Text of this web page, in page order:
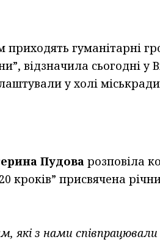
гуманітарні
відзначила сьогодні у
у холі міськради
Пудова розповіла
кроків” присвячена
з нами співпрацювали